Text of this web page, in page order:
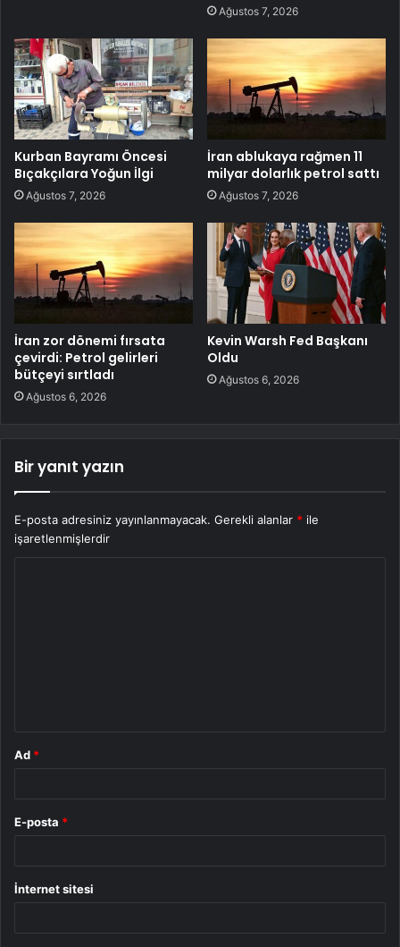
Ağustos 7, 2026
Kurban Bayramı Öncesi
Bıçakçılara Yoğun İlgi
Ağustos 7, 2026
İran ablukaya rağmen 11
milyar dolarlık petrol sattı
Ağustos 7, 2026
İran zor dönemi fırsata
çevirdi: Petrol gelirleri
bütçeyi sırtladı
Ağustos 6, 2026
Kevin Warsh Fed Başkanı
Oldu
Ağustos 6, 2026
Bir yanıt yazın
E-posta adresiniz yayınlanmayacak. Gerekli alanlar * ile
işaretlenmişlerdir
Ad *
E-posta *
İnternet sitesi